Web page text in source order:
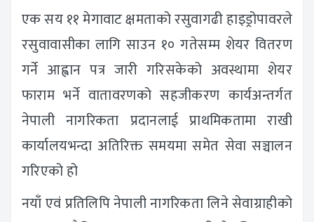
एक सय ११ मेगावाट क्षमताको रसुवागढी हाइड्रोपावरले
रसुवावासीका लागि साउन १० गतेसम्म शेयर वितरण
गर्ने आह्वान पत्र जारी गरिसकेको अवस्थामा शेयर
फाराम भर्ने वातावरणको सहजीकरण कार्यअन्तर्गत
नेपाली नागरिकता प्रदानलाई प्राथमिकतामा राखी
कार्यालयभन्दा अतिरिक्त समयमा समेत सेवा सञ्चालन
गरिएको हो
नयाँ एवं प्रतिलिपि नेपाली नागरिकता लिने सेवाग्राहीको